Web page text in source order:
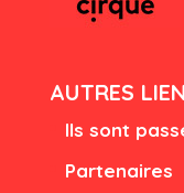
AUTRES
Ils sont
Partenaires